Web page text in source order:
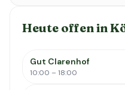
Heute offen in
Gut Clarenhof
10:00 – 18:00